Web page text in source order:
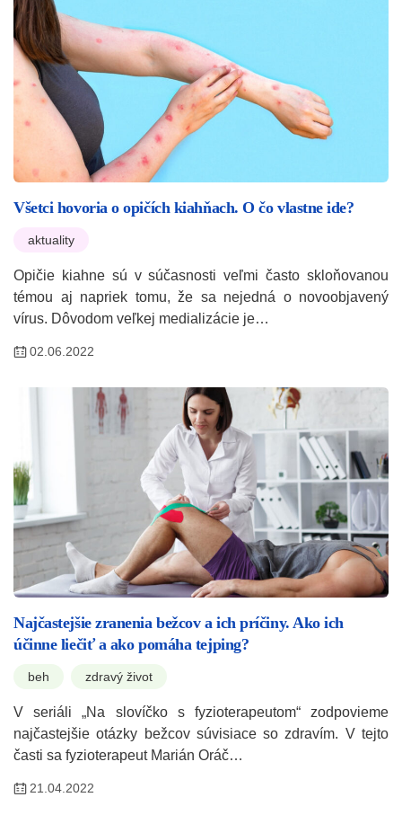
Všetci hovoria o opičích kiahňach. O čo vlastne ide?
aktuality
Opičie kiahne sú v súčasnosti veľmi často skloňovanou
témou aj napriek tomu, že sa nejedná o novoobjavený
vírus. Dôvodom veľkej medializácie je…
02.06.2022
Najčastejšie zranenia bežcov a ich príčiny. Ako ich
účinne liečiť a ako pomáha tejping?
beh zdravý život
V seriáli „Na slovíčko s fyzioterapeutom“ zodpovieme
najčastejšie otázky bežcov súvisiace so zdravím. V tejto
časti sa fyzioterapeut Marián Oráč…
21.04.2022